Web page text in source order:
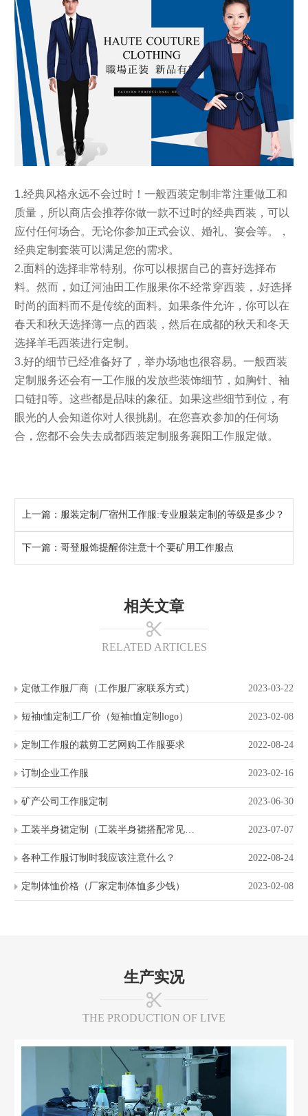
1.经典风格永远不会过时！一般西装定制非常注重做工和
质量，所以商店会推荐你做一款不过时的经典西装，可以
应付任何场合。无论你参加正式会议、婚礼、宴会等。，
经典定制套装可以满足您的需求。
2.面料的选择非常特别。你可以根据自己的喜好选择布
料。然而，如辽河油田工作服果你不经常穿西装，.好选择
时尚的面料而不是传统的面料。如果条件允许，你可以在
春天和秋天选择薄一点的西装，然后在成都的秋天和冬天
选择羊毛西装进行定制。
3.好的细节已经准备好了，举办场地也很容易。一般西装
定制服务还会有一工作服的发放些装饰细节，如胸针、袖
口链扣等。这些都是品味的象征。如果这些细节到位，有
眼光的人会知道你对人很挑剔。在您喜欢参加的任何场
合，您都不会失去成都西装定制服务襄阳工作服定做。
上一篇： 服装定制厂宿州工作服:专业服装定制的等级是多少？
下一篇： 哥登服饰提醒你注意十个要矿用工作服点
相关文章
RELATED ARTICLES
定做工作服厂商（工作服厂家联系方式） 2023-03-22
短袖t恤定制工厂价（短袖t恤定制logo） 2023-02-08
定制工作服的裁剪工艺网购工作服要求 2022-08-24
订制企业工作服 2023-02-16
矿产公司工作服定制 2023-06-30
工装半身裙定制（工装半身裙搭配常见问题） 2023-07-07
各种工作服订制时我应该注意什么？ 2022-08-24
定制体恤价格（厂家定制体恤多少钱） 2023-02-08
生产实况
THE PRODUCTION OF LIVE